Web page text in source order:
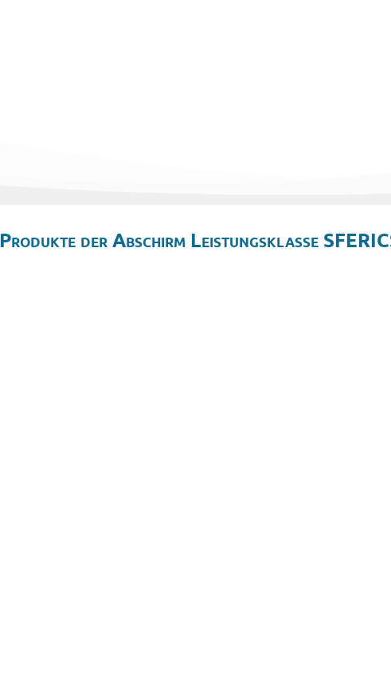
Produkte der Abschirm Leistungsklasse